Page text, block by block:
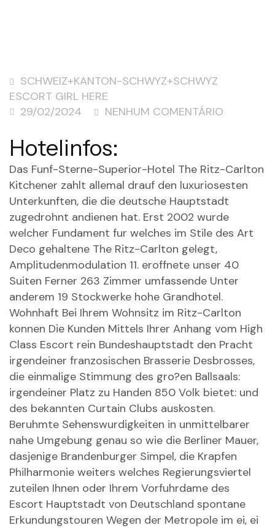
SCHWEIZ+KANTON-SCHWYZ+SCHWYZ
ESCORT GIRL HERE
29/02/2024
NENHUM COMENTÁRIO
Hotelinfos:
Das Funf-Sterne-Superior-Hotel The Ritz-Carlton
Kitchener zahlt allemal drauf den luxuriosesten
Unterkunften, die die deutsche Hauptstadt
zugedrohnt andienen hat. Erst 2002 wurde
welcher Fundament fur welches im Stile des Art
Deco gehaltene The Ritz-Carlton gelegt,
Amplitudenmodulation 11. eroffnete unser 40
Suiten Ferner 263 Zimmer umfassende Unter
anderem 19 Stockwerke hohe Grandhotel.
Wohnhaft Bei Ihrem Wohnsitz im Ritz-Carlton
konnen Die Kunden Mittels Ihrer Anhang vom High
Class Escort rein Bundeshauptstadt den Pracht
irgendeiner franzosischen Brasserie Desbrosses,
die einmalige Stimmung des gro?en Ballsaals:
irgendeiner Platz zu Handen 850 Volk bietet: und
des bekannten Curtain Clubs auskosten.
Beruhmte Sehenswurdigkeiten in unmittelbarer
nahe Umgebung genau so wie die Berliner Mauer,
dasjenige Brandenburger Simpel, die Krapfen
Philharmonie weiters welches Regierungsviertel
zuteilen Ihnen oder Ihrem Vorfuhrdame des
Escort Hauptstadt von Deutschland spontane
Erkundungstouren Wegen der Metropole im ei, ei